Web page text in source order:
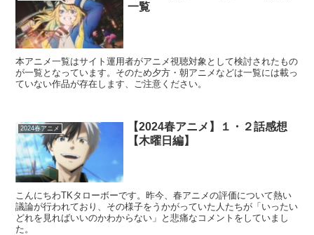
一覧
本アニメ一覧はサイト運用者がアニメ視聴対象として検討されたもの
が一覧となっています。そのため夕方・朝アニメなどは一覧には載っ
ていない作品が存在します、ご注意ください。
2024春アニメ
【2024春アニメ】１・２話感想
【木曜日編】
こんにちわTKタローボーです。昨今、春アニメの評価について熱い
議論が行われており、その様子をうかがっていた人たちが「いったい
どれを見ればいいのかわからない」と悲痛なコメントをしていまし
た。